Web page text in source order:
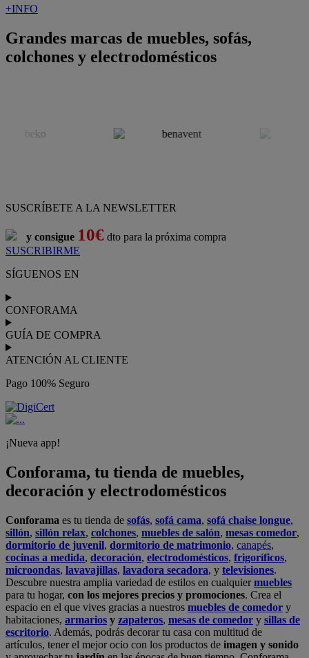
+INFO
Grandes marcas de muebles, sofás,
colchones y electrodomésticos
SUSCRÍBETE A LA NEWSLETTER
y consigue 10€ dto para la próxima compra
SUSCRIBIRME
SÍGUENOS EN
CONFORAMA
GUÍA DE COMPRA
ATENCIÓN AL CLIENTE
Pago 100% Seguro
¡Nueva app!
Conforama, tu tienda de muebles,
decoración y electrodomésticos
Conforama es tu tienda de sofás, sofá cama, sofá chaise longue,
sillón, sillón relax, colchones, muebles de salón, mesas comedor,
dormitorio de juvenil, dormitorio de matrimonio, canapés,
cocinas a medida, decoración, electrodomésticos, frigoríficos,
microondas, lavavajillas, lavadora secadora, y televisiones.
Descubre nuestra amplia variedad de estilos en cualquiermuebles
para tu hogar, con los mejores precios y promociones. Crea el
espacio en el que vives gracias a nuestros muebles de comedor y
habitaciones, armarios y zapateros, mesas de comedor y sillas de
escritorio. Además, podrás decorar tu casa con multitud de
artículos, tener el mejor ocio con los productos de imagen y sonido